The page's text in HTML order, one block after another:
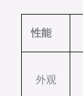
性能
外观